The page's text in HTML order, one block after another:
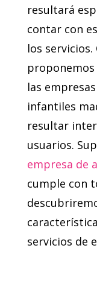
resultará
contar con
los
las
infantiles
resultar
usuarios.
empresa de
cumple con
servicios de